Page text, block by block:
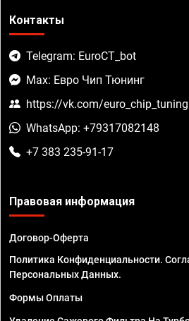
Контакты
Telegram: EuroCT_bot
Max: Евро Чип Тюнинг
https://vk.com/euro_chip_tuning
WhatsApp: +79317082148
+7 383 235-91-17
Правовая информация
Договор-Оферта
Политика Конфиденциальности.
Персональных Данных.
Формы Оплаты